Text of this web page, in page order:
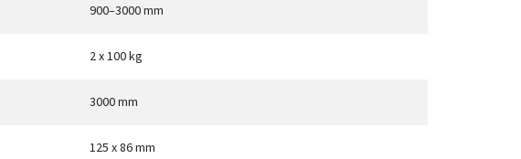
900–3000 mm
2 x 100 kg
3000 mm
125 x 86 mm